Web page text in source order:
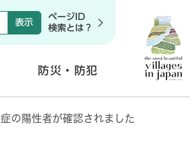
ページID
検索とは？
防災・防犯
く
の陽性者が確認されました